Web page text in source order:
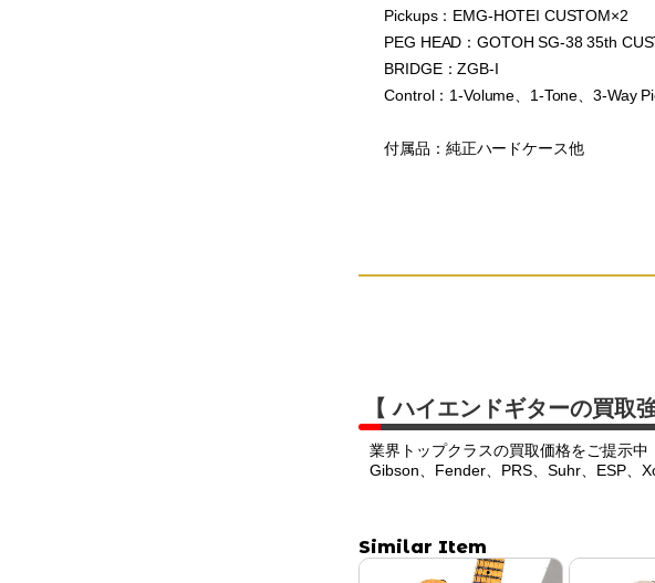
Pickups：EMG-HOTEI CUSTOM×2
PEG HEAD：GOTOH SG-38 35th
BRIDGE：ZGB-I
Control：1-Volume、1-Tone、3-Way
付属品：純正ハードケース他
【 ハイエンドギターの買取
業界トップクラスの買取価格をご提示
Gibson、Fender、PRS、Suhr、ESP
Similar Item